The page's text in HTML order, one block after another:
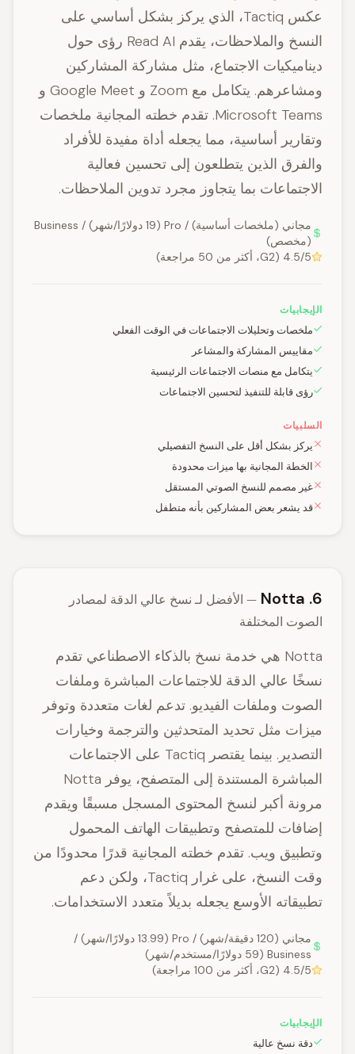
عكس Tactiq، الذي يركز بشكل أساسي على
النسخ والملاحظات، يقدم Read AI رؤى حول
ديناميكيات الاجتماع، مثل مشاركة المشاركين
ومشاعرهم. يتكامل مع Zoom و Google Meet و
Microsoft Teams. تقدم خطته المجانية ملخصات
وتقارير أساسية، مما يجعله أداة مفيدة للأفراد
والفرق الذين يتطلعون إلى تحسين فعالية
الاجتماعات بما يتجاوز مجرد تدوين الملاحظات.
مجاني (ملخصات أساسية) / Pro (19 دولارًا/شهر) / Business
(مخصص)
4.5/5 (G2، أكثر من 50 مراجعة)
الإيجابيات
ملخصات وتحليلات الاجتماعات في الوقت الفعلي
مقاييس المشاركة والمشاعر
يتكامل مع منصات الاجتماعات الرئيسية
رؤى قابلة للتنفيذ لتحسين الاجتماعات
السلبيات
يركز بشكل أقل على النسخ التفصيلي
الخطة المجانية بها ميزات محدودة
غير مصمم للنسخ الصوتي المستقل
قد يشعر بعض المشاركين بأنه متطفل
6. Notta
— الأفضل لـ نسخ عالي الدقة لمصادر
الصوت المختلفة
Notta هي خدمة نسخ بالذكاء الاصطناعي تقدم
نسخًا عالي الدقة للاجتماعات المباشرة وملفات
الصوت وملفات الفيديو. تدعم لغات متعددة وتوفر
ميزات مثل تحديد المتحدثين والترجمة وخيارات
التصدير. بينما يقتصر Tactiq على الاجتماعات
المباشرة المستندة إلى المتصفح، يوفر Notta
مرونة أكبر لنسخ المحتوى المسجل مسبقًا ويقدم
إضافات للمتصفح وتطبيقات الهاتف المحمول
وتطبيق ويب. تقدم خطته المجانية قدرًا محدودًا من
وقت النسخ، على غرار Tactiq، ولكن دعم
تطبيقاته الأوسع يجعله بديلاً متعدد الاستخدامات.
مجاني (120 دقيقة/شهر) / Pro (13.99 دولارًا/شهر) /
Business (59 دولارًا/مستخدم/شهر)
4.5/5 (G2، أكثر من 100 مراجعة)
الإيجابيات
دقة نسخ عالية